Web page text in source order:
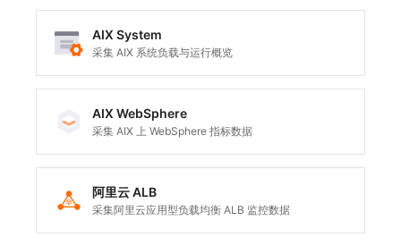
AIX System
采集 AIX 系统负载与运行概览
AIX WebSphere
采集 AIX 上 WebSphere 指标数据
阿里云 ALB
采集阿里云应用型负载均衡 ALB 监控数据